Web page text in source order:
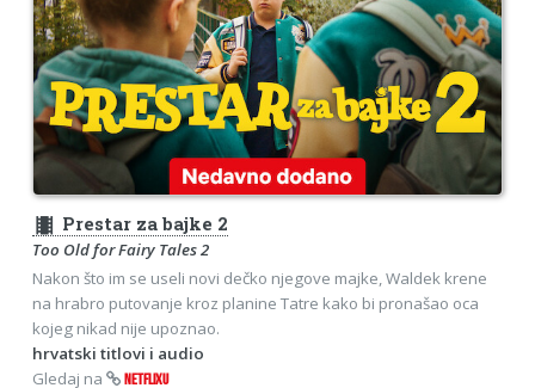
theaters Prestar za bajke 2
Too Old for Fairy Tales 2
Nakon što im se useli novi dečko njegove majke, Waldek krene
na hrabro putovanje kroz planine Tatre kako bi pronašao oca
kojeg nikad nije upoznao.
hrvatski titlovi i audio
Gledaj na
NETFLIXU